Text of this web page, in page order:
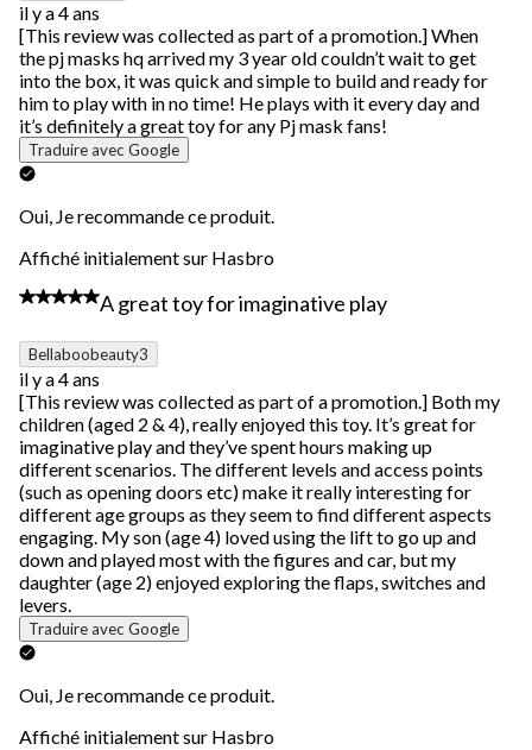
il y a 4 ans
[This review was collected as part of a promotion.] When
the pj masks hq arrived my 3 year old couldn’t wait to get
into the box, it was quick and simple to build and ready for
him to play with in no time! He plays with it every day and
it’s definitely a great toy for any Pj mask fans!
Traduire avec Google
Oui, Je recommande ce produit.
Affiché initialement sur Hasbro
5 étoile(s) sur 5.
A great toy for imaginative play
Bellaboobeauty3
il y a 4 ans
[This review was collected as part of a promotion.] Both my
children (aged 2 & 4), really enjoyed this toy. It’s great for
imaginative play and they’ve spent hours making up
different scenarios. The different levels and access points
(such as opening doors etc) make it really interesting for
different age groups as they seem to find different aspects
engaging. My son (age 4) loved using the lift to go up and
down and played most with the figures and car, but my
daughter (age 2) enjoyed exploring the flaps, switches and
levers.
Traduire avec Google
Oui, Je recommande ce produit.
Affiché initialement sur Hasbro